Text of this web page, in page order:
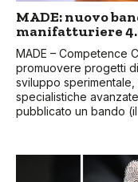
MADE: nuovo
manifatturiere
MADE – Competence
promuovere progetti
sviluppo
specialistiche
pubblicato un bando (il